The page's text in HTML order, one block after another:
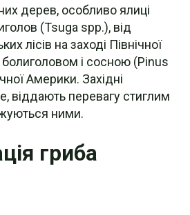
дерев, особливо ялиці
(Tsuga spp.), від
лісів на заході Північної
і сосною (Pinus
Америки. Західні
віддають перевагу стиглим
ними.
гриба